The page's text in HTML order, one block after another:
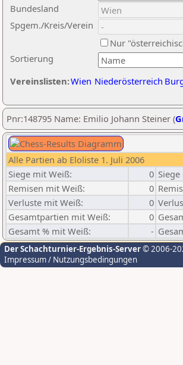
Sortierung
Bundesland
Spgem./Kreis/Verein
Nur
Vereinslisten:Wien Niederösterreich
Pnr:148795 Name: Emilio Johann Steiner (
Alle Partien ab Eloliste 1. Juli 2006
Siege mit Weiß:
0
Remisen mit Weiß:
0
Verluste mit Weiß:
0
Gesamtpartien mit Weiß:
0
Gesamt % mit Weiß:
-
Der Schachturnier-Ergebnis-Server© 2006-
Impressum / Nutzungsbedingungen